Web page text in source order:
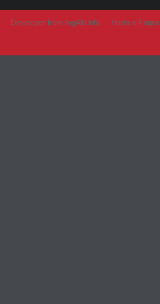
Developer from IngAlb.info Harta e Faqes